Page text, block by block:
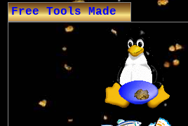
Free Tools Made